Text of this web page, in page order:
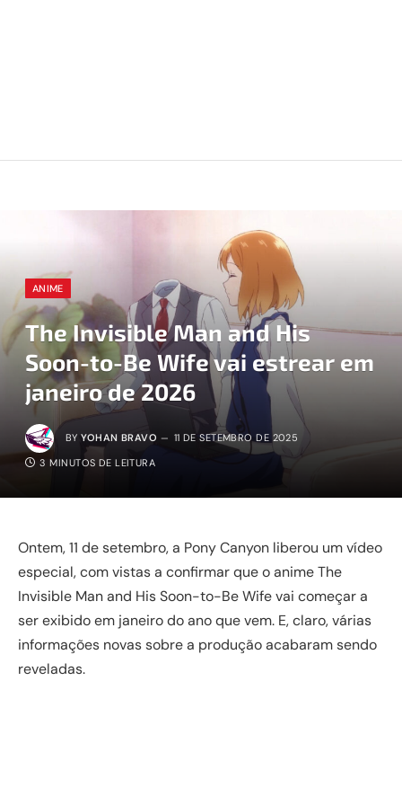
ANIME
The Invisible Man and His
Soon-to-Be Wife vai estrear em
janeiro de 2026
BY YOHAN BRAVO 11 DE SETEMBRO DE 2025
3 MINUTOS DE LEITURA
Ontem, 11 de setembro, a Pony Canyon liberou um vídeo
especial, com vistas a confirmar que o anime The
Invisible Man and His Soon-to-Be Wife vai começar a
ser exibido em janeiro do ano que vem. E, claro, várias
informações novas sobre a produção acabaram sendo
reveladas.